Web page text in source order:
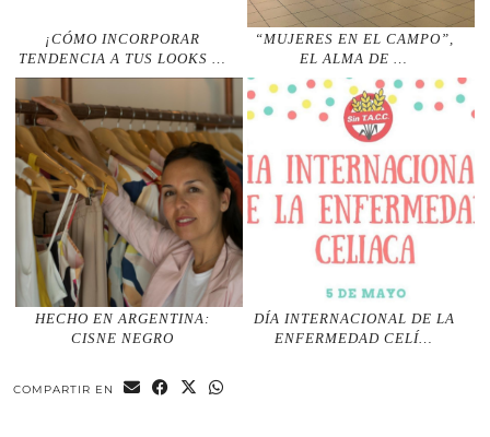
¡CÓMO INCORPORAR
TENDENCIA A TUS LOOKS …
“MUJERES EN EL CAMPO”,
EL ALMA DE …
HECHO EN ARGENTINA:
CISNE NEGRO
DÍA INTERNACIONAL DE LA
ENFERMEDAD CELÍ…
COMPARTIR EN